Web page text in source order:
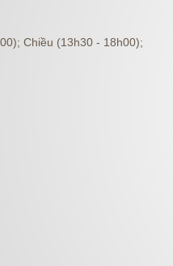
Chiều (13h30 - 18h00);